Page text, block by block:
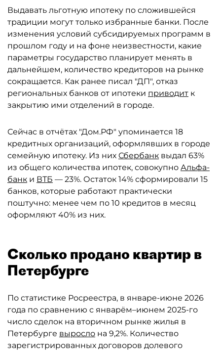
Выдавать льготную ипотеку по сложившейся
традиции могут только избранные банки. После
изменения условий субсидируемых программ в
прошлом году и на фоне неизвестности, какие
параметры государство планирует менять в
дальнейшем, количество кредиторов на рынке
сокращается. Как ранее писал "ДП", отказ
региональных банков от ипотеки приводит к
закрытию ими отделений в городе.
Сейчас в отчётах "Дом.РФ" упоминается 18
кредитных организаций, оформлявших в городе
семейную ипотеку. Из них Сбербанк выдал 63%
из общего количества ипотек, совокупно Альфа-
банк и ВТБ — 23%. Остаток 14% сформировали 15
банков, которые работают практически
поштучно: менее чем по 10 кредитов в месяц
оформляют 40% из них.
Сколько продано квартир в
Петербурге
По статистике Росреестра, в январе-июне 2026
года по сравнению с январём–июнем 2025-го
число сделок на вторичном рынке жилья в
Петербурге выросло на 9,2%. Количество
зарегистрированных договоров долевого